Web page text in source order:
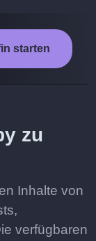
starten
zu
Inhalte von
verfügbaren